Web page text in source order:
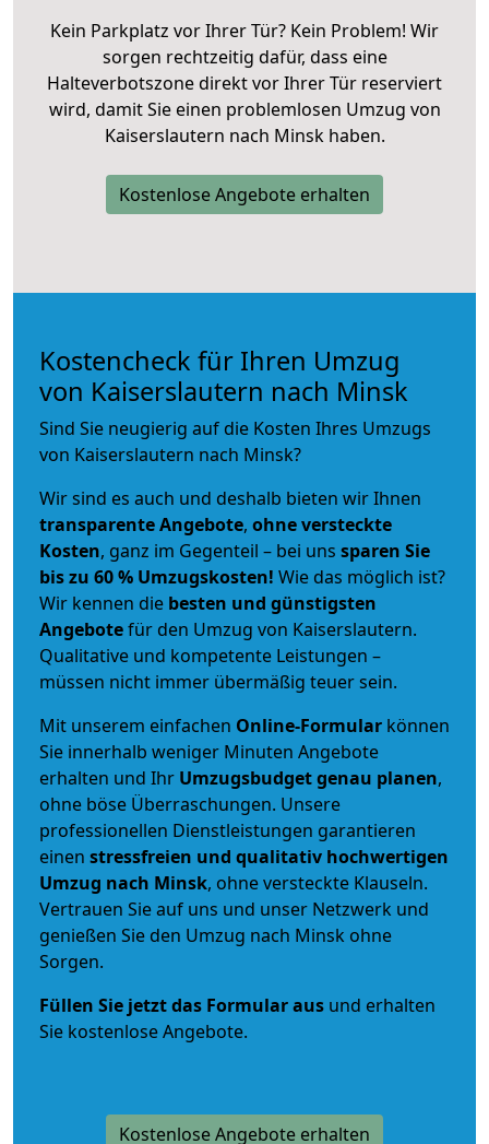
Kein Parkplatz vor Ihrer Tür? Kein Problem! Wir
sorgen rechtzeitig dafür, dass eine
Halteverbotszone direkt vor Ihrer Tür reserviert
wird, damit Sie einen problemlosen Umzug von
Kaiserslautern nach Minsk haben.
Kostenlose Angebote erhalten
Kostencheck für Ihren Umzug
von Kaiserslautern nach Minsk
Sind Sie neugierig auf die Kosten Ihres Umzugs
von Kaiserslautern nach Minsk?
Wir sind es auch und deshalb bieten wir Ihnen
transparente Angebote, ohne versteckte
Kosten, ganz im Gegenteil – bei uns sparen Sie
bis zu 60 % Umzugskosten! Wie das möglich ist?
Wir kennen die besten und günstigsten
Angebotefür den Umzug von Kaiserslautern.
Qualitative und kompetente Leistungen –
müssen nicht immer übermäßig teuer sein.
Mit unserem einfachen Online-Formular können
Sie innerhalb weniger Minuten Angebote
erhalten und Ihr Umzugsbudgetgenau planen,
ohne böse Überraschungen. Unsere
professionellen Dienstleistungen garantieren
einen stressfreien und qualitativ hochwertigen
Umzug nach Minsk, ohne versteckte Klauseln.
Vertrauen Sie auf uns und unser Netzwerk und
genießen Sie den Umzug nach Minsk ohne
Sorgen.
Füllen Sie jetzt das Formular aus und erhalten
Sie kostenlose Angebote.
Kostenlose Angebote erhalten